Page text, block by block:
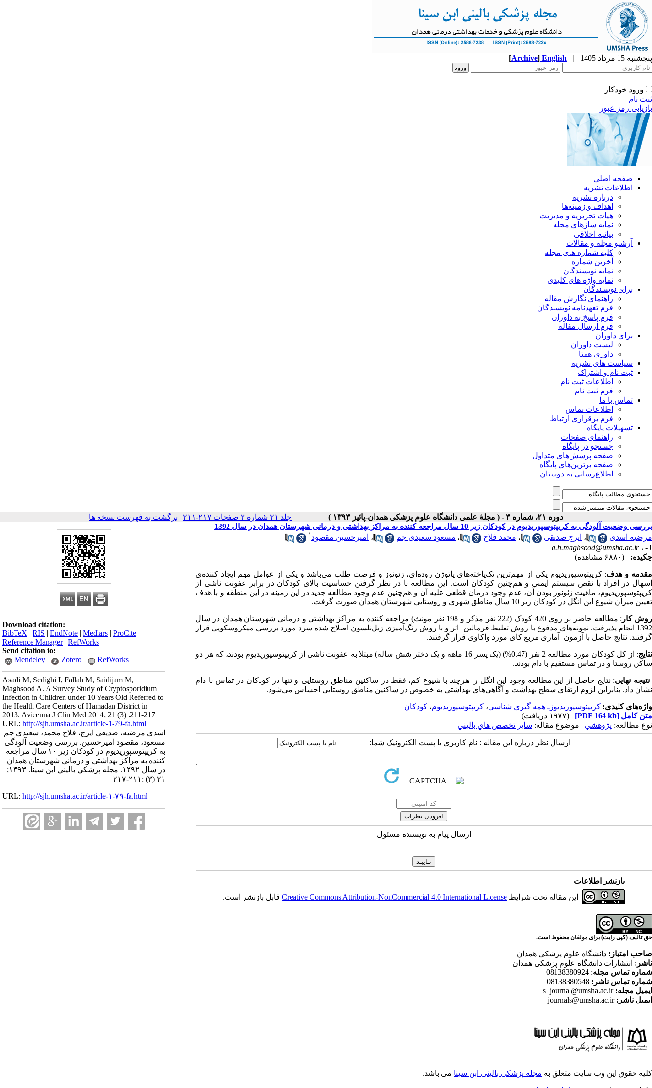
پنجشنبه 15 مرداد 1405 |
English
[Archive]
ورود خودکار
ثبت نام
بازیابی رمز عبور
صفحه اصلی
اطلاعات نشریه
درباره نشریه
اهداف و زمینه‌ها
هیات تحریریه و مدیریت
نمایه سازهای مجله
بیانیه اخلاقی
آرشیو مجله و مقالات
کلیه شماره های مجله
آخرین شماره
نمایه نویسندگان
نمایه واژه های کلیدی
برای نویسندگان
راهنمای نگارش مقاله
فرم تعهدنامه نویسندگان
فرم پاسخ به داوران
فرم ارسال مقاله
برای داوران
لیست داوران
داوری همتا
سیاست های نشریه
ثبت نام و اشتراک
اطلاعات ثبت نام
فرم ثبت نام
تماس با ما
اطلاعات تماس
فرم برقراری ارتباط
تسهیلات پایگاه
راهنمای صفحات
جستجو در پایگاه
صفحه پرسش‌های متداول
صفحه برترین‌های پایگاه
اطلاع‌رسانی به دوستان
دوره ۲۱، شماره ۳ - ( مجلۀ علمی دانشگاه علوم پزشکی همدان-پائيز ۱۳۹۳ ) جلد ۲۱ شماره ۳ صفحات ۲۱۷-۲۱۱ | برگشت به فهرست نسخه ها
Download citation:
BibTeX | RIS | EndNote | Medlars | ProCite |
Reference Manager| RefWorks
Send citation to:
Mendeley
Zotero RefWorks
Asadi M, Sedighi I, Fallah M, Saidijam M,
Maghsood A. A Survey Study of Cryptosporidium
Infection in Children under 10 Years Old Referred to
the Health Care Centers of Hamadan District in
2013. Avicenna J Clin Med 2014; 21 (3) :211-217
URL: http://sjh.umsha.ac.ir/article-1-79-fa.html
اسدی مرضیه، صدیقی ایرج، فلاح محمد، سعیدی جم
مسعود، مقصود امیرحسین. بررسی وضعیت آلودگی
به کریپتوسپوریدیوم در کودکان زیر ۱۰ سال مراجعه
کننده به مراکز بهداشتی و درمانی شهرستان همدان
در سال ۱۳۹۲. مجله پزشكي باليني ابن سينا. ۱۳۹۳;
۲۱ (۳) :۲۱۱-۲۱۷
URL: http://sjh.umsha.ac.ir/article-۱-۷۹-fa.html
بررسی وضعیت آلودگی به کریپتوسپوریدیوم در کودکان زیر 10 سال مراجعه کننده به مراکز بهداشتی و درمانی شهرستان همدان در سال 1392
مرضیه اسدی
، ایرج صدیقی ، محمد فلاح ، مسعود سعیدی جم ، امیرحسین مقصود ۱
۱- ،
a.h.maghsood@umsha.ac.ir
چکیده:
(۶۸۸۰ مشاهده)
مقدمه و هدف: کریپتوسپوریدیوم یکی از مهم‌ترین تک‌یاخته‌ها‌ی پاتوژن روده‌ای، زئونوز و فرصت طلب می‌باشد و یکی از عوامل مهم ایجاد کننده‌ی
اسهال در افراد با نقص سیستم ایمنی و هم‌چنین کودکان است. این مطالعه با در نظر گرفتن حساسیت بالای کودکان در برابر عفونت‌ ناشی از
کریپتوسپوریدیوم، ماهیت زئونوز بودن آن، عدم وجود درمان قطعی علیه آن و هم‌چنین عدم وجود مطالعه جدید در این زمینه در این منطقه و با هدف
تعیین میزان شیوع این انگل در کودکان زیر 10 سال مناطق شهری و روستایی شهرستان همدان صورت گرفت.
روش کار
: مطالعه حاضر بر روی 420 کودک (222 نفر مذکر و 198 نفر مونث) مراجعه کننده به مراکز بهداشتی و درمانی شهرستان همدان در سال
1392 انجام پذیرفت. نمونه‌های مدفوع با روش تغلیظ‌ فرمالین- اتر و با روش رنگ‌آمیزی زیل‌نلسون اصلاح شده سرد مورد بررسی میکروسکوپی قرار
گرفتند. نتایج حاصل با آزمون آماری مربع کای مورد واکاوی قرار گرفتند.
نتایج
: از کل کودکان مورد مطالعه 2 نفر (0.47%) (یک پسر 16 ماهه و یک دختر شش ساله) مبتلا به عفونت ناشی از کریپتوسپوریدیوم بودند، که هر دو
ساکن روستا و در تماس مستقیم با دام بودند.
نتیجه نهایی: نتایج حاصل از این مطالعه وجود این انگل را هرچند با شیوع کم، فقط در ساکنین مناطق روستایی و تنها در کودکان در تماس با دام
نشان داد. بنابراین لزوم ارتقای سطح بهداشت و آگاهی‌های بهداشتی به‌ خصوص در ساکنین مناطق روستایی احساس می‌شود.
واژه‌های کلیدی: کریپتوسپوریدیوزـ همه گیری شناسی، کریپتوسپوریدیوم، کودکان
متن کامل [PDF 164 kb]
(۱۹۷۷ دریافت)
نوع مطالعه: پژوهشي | موضوع مقاله: سایر تخصص هاي باليني
ارسال نظر درباره این مقاله : نام کاربری یا پست الکترونیک شما:
ارسال پیام به نویسنده مسئول
بازنشر اطلاعات
این مقاله تحت شرایط Creative Commons Attribution-NonCommercial 4.0 International Licenseقابل بازنشر است.
حق تالیف (کپی رایت) برای مولفان محفوظ است.
صاحب امتیاز: دانشگاه علوم پزشکی همدان
ناشر: انتشارات دانشگاه علوم پزشکی همدان
شماره تماس مجله: 08138380924
شماره تماس ناشر:
ایمیل مجله: s_journal@umsha.ac.ir
ایمیل ناشر: journals@umsha.ac.ir
کلیه حقوق این وب سایت متعلق به مجله پزشکی بالینی ابن سینا می باشد.